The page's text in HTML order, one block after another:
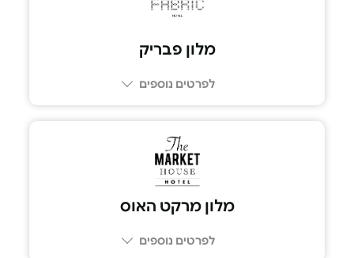
מלון פבריק
לפרטים נוספים
מלון מרקט האוס
לפרטים נוספים